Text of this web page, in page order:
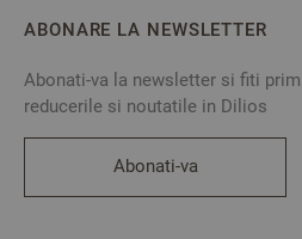
ABONARE LA NEWSLETTER
Abonati-va la newsletter si fiti
reducerile si noutatile in Dilios
Abonati-va